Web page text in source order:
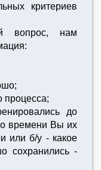
критериев
вопрос, нам
процесса;
до
времени Вы их
или б/у - какое
сохранились -